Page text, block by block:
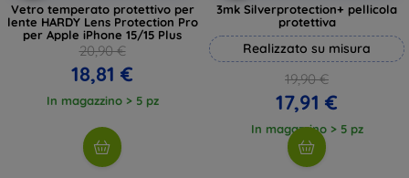
Vetro temperato protettivo per
lente HARDY Lens Protection Pro
per Apple iPhone 15/15 Plus
20,90 €
18,81 €
In magazzino > 5 pz
3mk Silverprotection+ pellicola
protettiva
Realizzato su misura
19,90 €
17,91 €
In magazzino > 5 pz